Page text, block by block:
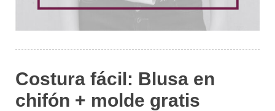
Costura fácil: Blusa en
chifón + molde gratis